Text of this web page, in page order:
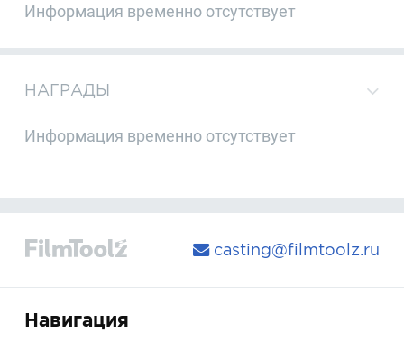
Информация временно отсутствует
НАГРАДЫ
Информация временно отсутствует
casting@filmtoolz.ru
Навигация